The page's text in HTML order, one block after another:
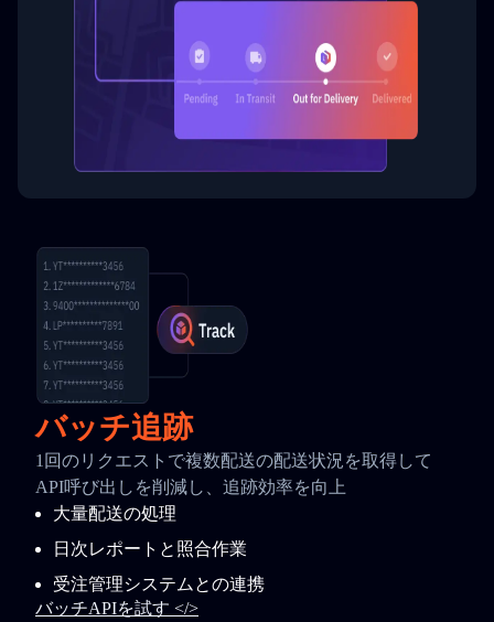
バッチ追跡
1回のリクエストで複数配送の配送状況を取得して
API呼び出しを削減し、追跡効率を向上
大量配送の処理
日次レポートと照合作業
受注管理システムとの連携
バッチAPIを試す </>